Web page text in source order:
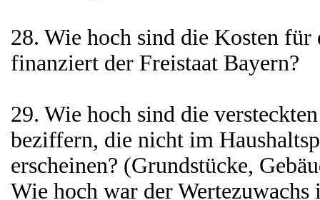
28. Wie hoch sind die Kosten für
finanziert der Freistaat Bayern?
29. Wie hoch sind die
beziffern, die nicht im
erscheinen? (Grundstücke,
Wie hoch war der Wertezuwachs